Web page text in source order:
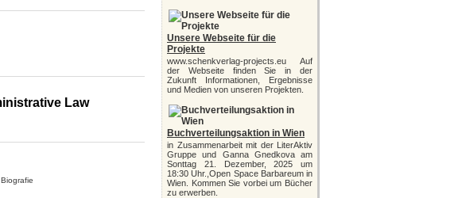
Law
Unsere Webseite für die
Projekte
www.schenkverlag-projects.eu Auf
der Webseite finden Sie in der
Zukunft Informationen, Ergebnisse
und Medien von unseren Projekten.
Buchverteilungsaktion in Wien
in Zusammenarbeit mit der LiterAktiv
Gruppe und Ganna Gnedkova am
Sonttag 21. Dezember, 2025 um
18:30 Uhr.,Open Space Barbareum in
Wien. Kommen Sie vorbei um Bücher
zu erwerben.